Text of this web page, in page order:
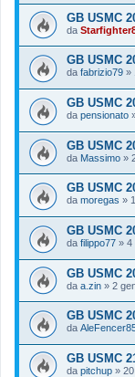
GB USMC
da
GB USMC
da fabrizio79 »
GB USMC
da pensionato
GB USMC
da Massimo »
GB USMC
da moregas »
GB USMC
da filippo77 » 4
GB USMC
da a.zin » 2
GB USMC
da
GB USMC
da pitchup »